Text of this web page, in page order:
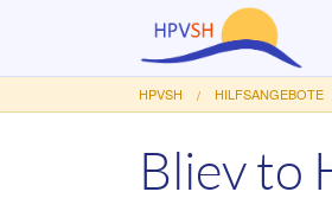
HPVSH HILFSANGEBOTE
Bliev to